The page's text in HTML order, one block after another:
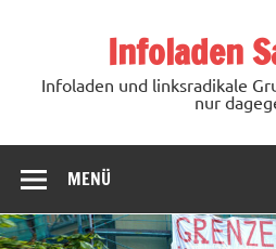
Infoladen
Infoladen und linksradikale
nur
MENÜ